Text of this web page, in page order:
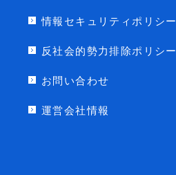
情報セキュリティポリシー
反社会的勢力排除ポリシー
お問い合わせ
運営会社情報